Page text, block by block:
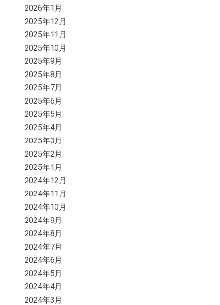
2026年1月
2025年12月
2025年11月
2025年10月
2025年9月
2025年8月
2025年7月
2025年6月
2025年5月
2025年4月
2025年3月
2025年2月
2025年1月
2024年12月
2024年11月
2024年10月
2024年9月
2024年8月
2024年7月
2024年6月
2024年5月
2024年4月
2024年3月